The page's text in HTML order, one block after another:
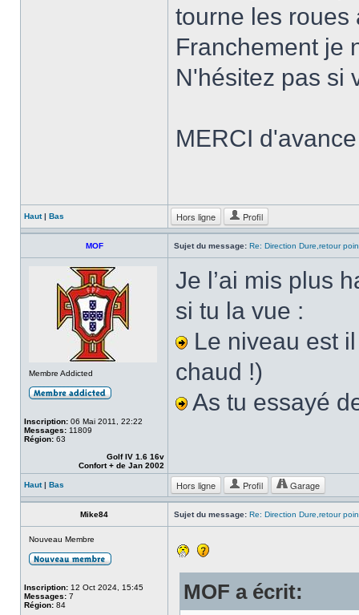
tourne les roues
Franchement je
N'hésitez pas si
MERCI d'avance
Haut| Bas Hors ligne Profil
MOF Sujet du message: Re: Direction Dure,retour
Membre Addicted
Inscription: 06 Mai 2011, 22:22
Messages: 11809
Région: 63
Golf IV 1.6 16v
Confort + de Jan 2002
Je l’ai mis plus
si tu la vue :
Le niveau est
chaud !)
As tu essayé
Haut| Bas Hors ligne Profil Garage
Mike84 Sujet du message: Re: Direction Dure,retour
Nouveau Membre
Inscription: 12 Oct 2024, 15:45
Messages: 7
Région: 84
MOF a écrit: